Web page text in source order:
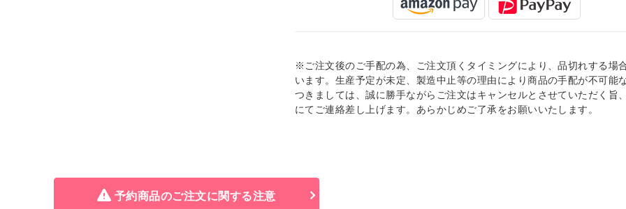
※ご注文後のご手配の為、ご注文頂くタイミングにより、品切れする場
います。生産予定が未定、製造中止等の理由により商品の手配が不可能
つきましては、誠に勝手ながらご注文はキャンセルとさせていただく旨
にてご連絡差し上げます。あらかじめご了承をお願いいたします。
予約商品のご注文に関する注意